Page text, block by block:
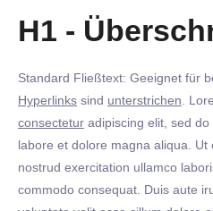
H1 -
Standard Fließtext: Geeignet für
Hyperlinks sind unterstrichen .
consectetur adipiscing elit, sed
labore et dolore magna aliqua.
nostrud exercitation ullamco
commodo consequat. Duis aute